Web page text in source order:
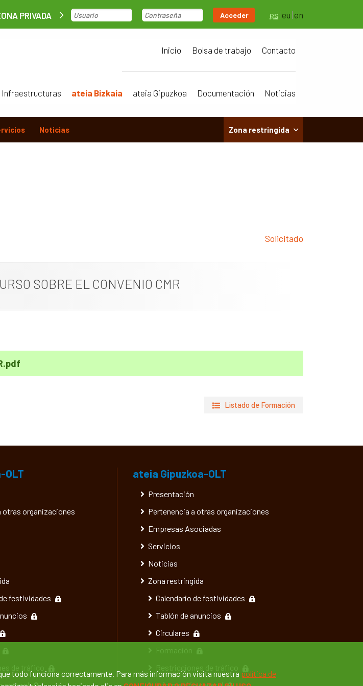
PRIVADA Acceder es eu en
Inicio Bolsa de trabajo Contacto
Infraestructuras ateia Bizkaia ateia Gipuzkoa Documentación Noticias
Noticias Zona restringida
Solicitado
SOBRE EL CONVENIO CMR
Listado de Formación
OLT
otras organizaciones
festividades
de tráfico
ateia Gipuzkoa-OLT
Presentación
Pertenencia a otras organizaciones
Empresas Asociadas
Servicios
Noticias
Zona restringida
Calendario de festividades
Tablón de anuncios
Circulares
Formación
Restricciones de tráfico
todo funciona correctamente. Para más información visita nuestra política de